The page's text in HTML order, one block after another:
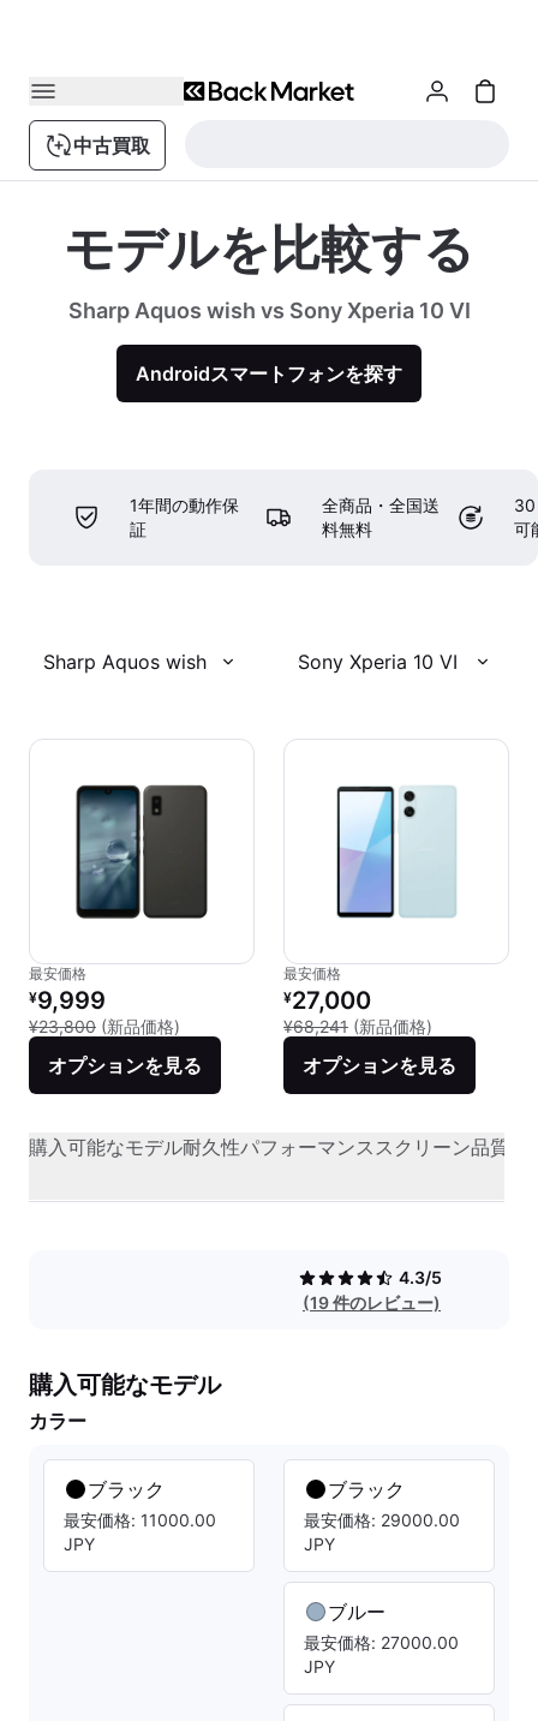
中古買取
モデルを比較する
Sharp Aquos wish vs Sony Xperia 10 VI
Androidスマートフォンを探す
1年間の動作保
証
全商品・全国送
料無料
30
可
Sharp Aquos wish Sony Xperia 10 VI
最安価格
リファービッシュ品の価格：
¥9,999
¥23,800 (新品価格) 新品との比較：¥23,800
オプションを見る
最安価格
リファービッシュ品の価格：
¥27,000
¥68,241 (新品価格)
オプションを見る
購入可能なモデル耐久性パフォーマンススクリーン品質
4.3/5
(19 件のレビュー)
購入可能なモデル
カラー
ブラック
最安価格: 11000.00
JPY
ブラック
最安価格: 29000.00
JPY
ブルー
最安価格: 27000.00
JPY